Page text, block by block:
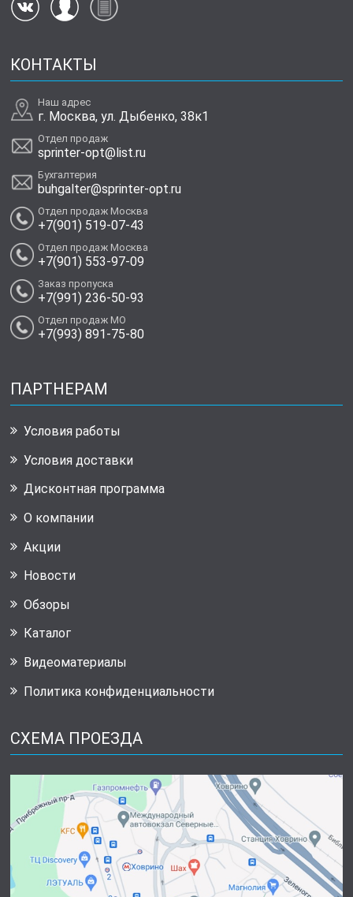
КОНТАКТЫ
Наш адрес
г. Москва, ул. Дыбенко, 38к1
Отдел продаж
sprinter-opt@list.ru
Бухгалтерия
buhgalter@sprinter-opt.ru
Отдел продаж Москва
+7(901) 519-07-43
Отдел продаж Москва
+7(901) 553-97-09
Заказ пропуска
+7(991) 236-50-93
Отдел продаж МО
+7(993) 891-75-80
ПАРТНЕРАМ
Условия работы
Условия доставки
Дисконтная программа
О компании
Акции
Новости
Обзоры
Каталог
Видеоматериалы
Политика конфиденциальности
СХЕМА ПРОЕЗДА